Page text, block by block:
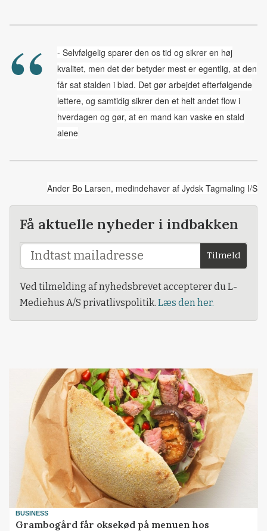
- Selvfølgelig sparer den os tid og sikrer en høj
kvalitet, men det der betyder mest er egentlig, at den
får sat stalden i blød. Det gør arbejdet efterfølgende
lettere, og samtidig sikrer den et helt andet flow i
hverdagen og gør, at en mand kan vaske en stald
alene
Ander Bo Larsen, medindehaver af Jydsk Tagmaling I/S
Få aktuelle nyheder i indbakken
Tilmeld
Ved tilmelding af nyhedsbrevet accepterer du L-
Mediehus A/S privatlivspolitik. Læs den her.
BUSINESS
Grambogård får oksekød på menuen hos